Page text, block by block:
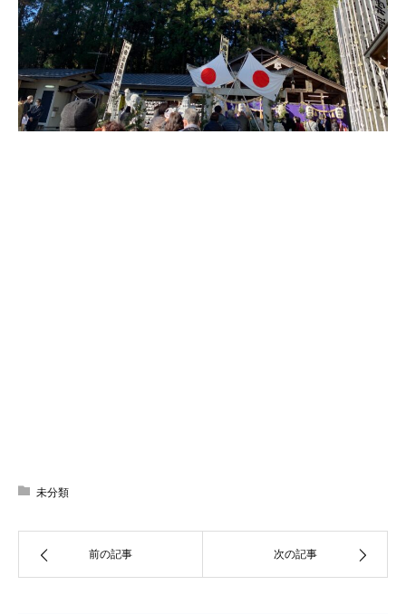
未分類
前の記事 次の記事